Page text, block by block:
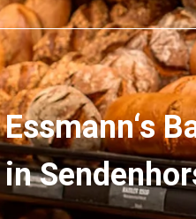
Essmann‘s
in